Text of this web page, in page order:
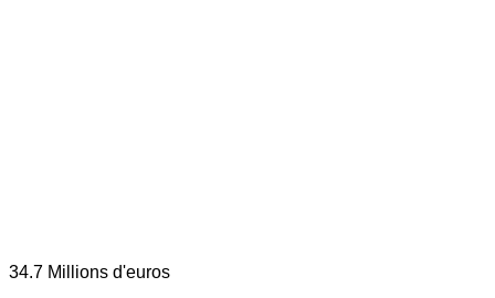
34.7 Millions d'euros